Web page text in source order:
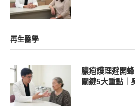
再生醫學
膿疱護理避開
關鍵5大重點｜